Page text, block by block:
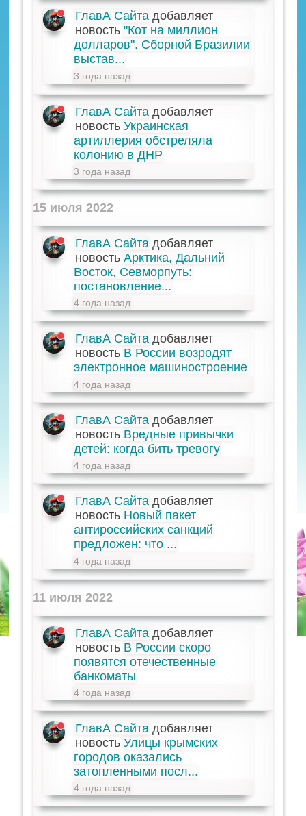
ГлавА Сайта добавляет
новость"Кот на миллион
долларов". Сборной Бразилии
выстав...
3 года назад
ГлавА Сайта добавляет
новостьУкраинская
артиллерия обстреляла
колонию в ДНР
3 года назад
15 июля 2022
ГлавА Сайта добавляет
новостьАрктика, Дальний
Восток, Севморпуть:
постановление...
4 года назад
ГлавА Сайта добавляет
новость В России возродят
электронное машиностроение
4 года назад
ГлавА Сайта добавляет
новость Вредные привычки
детей: когда бить тревогу
4 года назад
ГлавА Сайта добавляет
новость Новый пакет
антироссийских санкций
предложен: что ...
4 года назад
11 июля 2022
ГлавА Сайта добавляет
новость В России скоро
появятся отечественные
банкоматы
4 года назад
ГлавА Сайта добавляет
новостьУлицы крымских
городов оказались
затопленными посл...
4 года назад